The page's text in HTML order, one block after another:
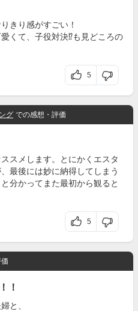
きり感がすごい！
くて、子役対決⁉️も見どころの
5
グ での感想・評価
スメします。とにかくエスタ
最後には妙に納得してしまう
分かってまた最初から観ると
5
！
と、